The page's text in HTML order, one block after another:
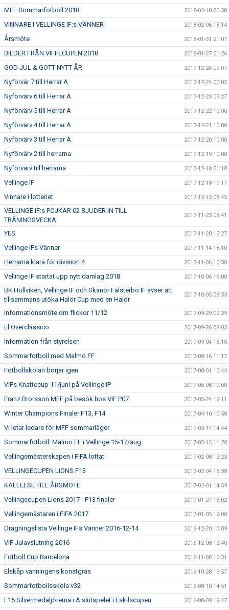
MFF Sommarfotboll 2018 2018-02-18 20:30
VINNARE I VELLINGE IF:s VÄNNER 2018-02-06 13:14
Årsmöte 2018-01-31 21:07
BILDER FRÅN VIFFECUPEN 2018 2018-01-27 01:26
GOD JUL & GOTT NYTT ÅR 2017-12-24 09:07
Nyförvär 7 till Herrar A 2017-12-24 00:05
Nyförvärv 6 till Herrar A 2017-12-23 09:27
Nyförvärv 5 till Herrar A 2017-12-22 10:00
Nyförvärv 4 till Herrar A 2017-12-21 10:00
Nyförvärv 3 till Herrar A 2017-12-20 10:00
Nyförvärv 2 till herrarna 2017-12-19 10:00
Nyförvärv till herrarna 2017-12-18 21:18
Vellinge IF 2017-12-18 19:17
Vinnare i lotteriet 2017-12-13 08:45
VELLINGE IF:s POJKAR 02 BJUDER IN TILL
TRÄNINGSVECKA.
2017-11-23 08:41
YES 2017-11-20 13:27
Vellinge IFs Vänner 2017-11-14 18:10
Herrarna klara för division 4 2017-11-06 10:38
Vellinge IF startat upp nytt damlag 2018 2017-10-06 16:00
BK Höllviken, Vellinge IF och Skanör Falsterbo IF avser att
tillsammans utöka Halör Cup med en Halör
2017-10-05 08:33
Informationsmöte om flickor 11/12 2017-09-29 09:29
El Överclassico 2017-09-26 08:03
Information från styrelsen 2017-09-04 16:10
Sommarfotboll med Malmö FF 2017-08-16 11:17
Fotbollskolan börjar igen 2017-08-01 10:44
VIFs Knattecup 11/juni på Vellinge IP 2017-06-08 10:00
Franz Brorsson MFF på besök hos VIF P07 2017-05-24 12:11
Winter Champions Finaler F13, F14 2017-04-10 10:58
Vi letar ledare för MFF sommarläger 2017-03-17 14:44
Sommarfotboll: Malmö FF i Vellinge 15-17/aug 2017-02-15 11:20
Vellingemästerskapen i FIFA lottat 2017-02-08 12:23
VELLINGECUPEN LIONS F13 2017-02-04 15:38
KALLELSE TILL ÅRSMÖTE 2017-02-01 14:59
Vellingecupen Lions 2017 - P13 finaler 2017-01-27 18:02
Vellingemästaren i FIFA 2017 2017-01-05 12:00
Dragningslista Vellinge IFs Vänner 2016-12-14 2016-12-20 10:09
VIF Julavslutning 2016 2016-12-08 12:40
Fotboll Cup Barcelona 2016-11-08 12:31
Elskåp vanningens konstgräs 2016-10-28 13:57
Sommarfotbollsskola v32 2016-08-10 14:51
F15 Silvermedaljörerna i A slutspelet i Eskilscupen 2016-08-09 12:47